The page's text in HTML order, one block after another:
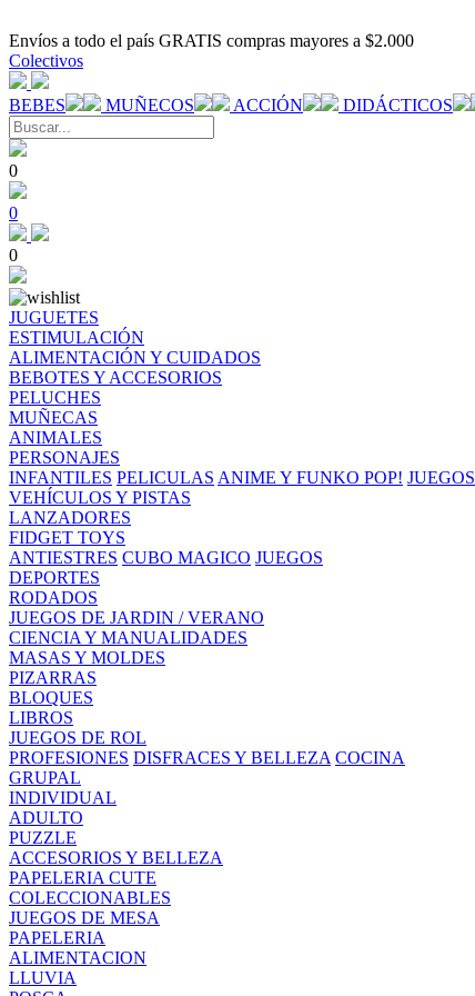
Envíos a todo el país GRATIS compras mayores a $2.000
Colectivos
BEBES MUÑECOS ACCIÓN DIDÁCTICOS
0
0
0
JUGUETES
ESTIMULACIÓN
ALIMENTACIÓN Y CUIDADOS
BEBOTES Y ACCESORIOS
PELUCHES
MUÑECAS
ANIMALES
PERSONAJES
INFANTILES PELICULAS ANIME Y FUNKO POP! JUEGOS
VEHÍCULOS Y PISTAS
LANZADORES
FIDGET TOYS
ANTIESTRES CUBO MAGICO JUEGOS
DEPORTES
RODADOS
JUEGOS DE JARDIN / VERANO
CIENCIA Y MANUALIDADES
MASAS Y MOLDES
PIZARRAS
BLOQUES
LIBROS
JUEGOS DE ROL
PROFESIONES DISFRACES Y BELLEZA COCINA
GRUPAL
INDIVIDUAL
ADULTO
PUZZLE
ACCESORIOS Y BELLEZA
PAPELERIA CUTE
COLECCIONABLES
JUEGOS DE MESA
PAPELERIA
ALIMENTACION
LLUVIA